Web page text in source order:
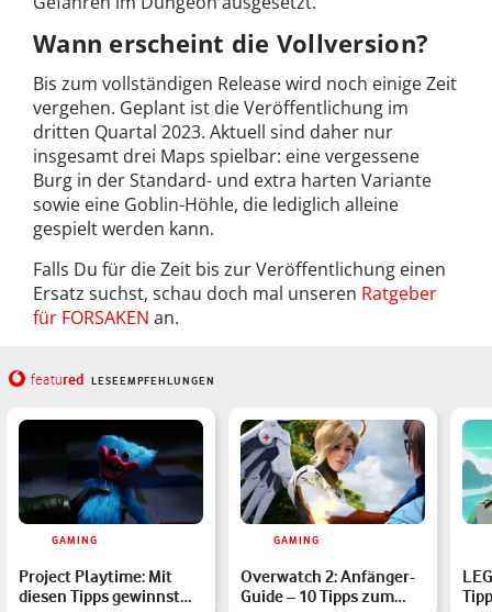
Wann erscheint die Vollversion?
Bis zum vollständigen Release wird noch einige Zeit
vergehen. Geplant ist die Veröffentlichung im
dritten Quartal 2023. Aktuell sind daher nur
insgesamt drei Maps spielbar: eine vergessene
Burg in der Standard- und extra harten Variante
sowie eine Goblin-Höhle, die lediglich alleine
gespielt werden kann.
Falls Du für die Zeit bis zur Veröffentlichung einen
Ersatz suchst, schau doch mal unseren Ratgeber
für FORSAKEN an.
featured LESEEMPFEHLUNGEN
GAMING
Project Playtime: Mit
diesen Tipps gewinnst
GAMING
Overwatch 2: Anfänger-
Guide – 10 Tipps zum